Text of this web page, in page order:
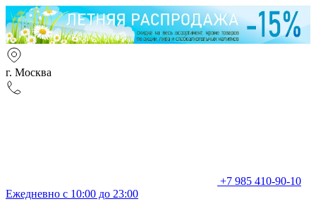
г. Москва
+7 985 410-90-10
Ежедневно с 10:00 до 23:00